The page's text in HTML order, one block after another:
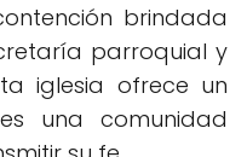
brindada
parroquial y
iglesia ofrece un
una comunidad